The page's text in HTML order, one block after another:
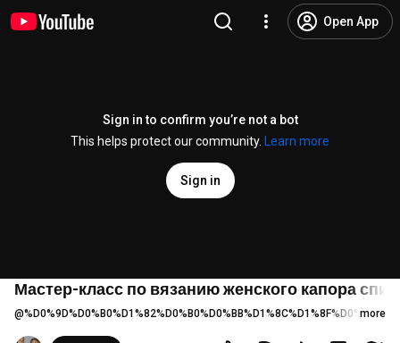
Open App
Sign in to confirm you’re not a bot
This helps protect our community.
Learn more
Sign in
Мастер-класс по вязанию женского капора
@ more